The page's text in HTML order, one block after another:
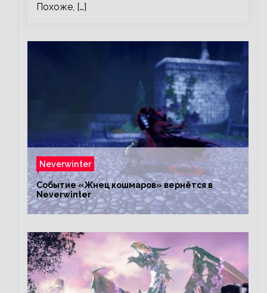
Похоже, […]
Neverwinter
Событие «Жнец кошмаров» вернётся в
Neverwinter